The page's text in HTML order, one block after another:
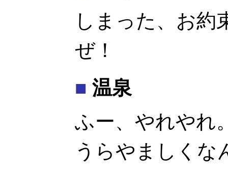
しまった、お約
ぜ！
■ 温泉
ふー、やれやれ
うらやましくな